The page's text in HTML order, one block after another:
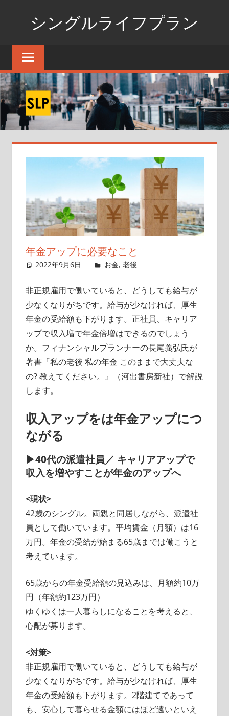
へ
ス
キ
ッ
シングルライフプラン
独
活
た
め
年金アップに必要なこと
2022年9月6日 singlelife65
お金, 老後
非正規雇用で働いていると、どうしても給与が
少なくなりがちです。給与が少なければ、厚生
年金の受給額も下がります。正社員、キャリア
ップで収入増で年金倍増はできるのでしょう
か。フィナンシャルプランナーの長尾義弘氏が
著書『私の老後 私の年金 このままで大丈夫な
の? 教えてください。』（河出書房新社）で解説
します。
収入アップをは年金アップにつ
ながる
▶40代の派遣社員／ キャリアアップで
収入を増やすことが年金のアップへ
<現状>
42歳のシングル。両親と同居しながら、派遣社
員として働いています。平均賃金（月額）は16
万円。年金の受給が始まる65歳までは働こうと
考えています。
65歳からの年金受給額の見込みは、月額約10万
円（年額約123万円）
ゆくゆくは一人暮らしになることを考えると、
心配が募ります。
<対策>
非正規雇用で働いていると、どうしても給与が
少なくなりがちです。給与が少なければ、厚生
年金の受給額も下がります。2階建てであって
も、安心して暮らせる金額にはほど遠いといえ